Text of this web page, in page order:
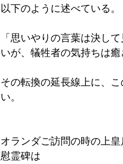
以下のように述べている。
「思いやりの言葉は決し
いが、犠牲者の気持ちは癒
その転換の延長線上に、
い。
オランダご訪問の時の上皇
慰霊碑は